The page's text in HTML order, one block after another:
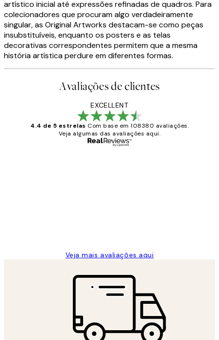
artístico inicial até expressões refinadas de quadros. Para
colecionadores que procuram algo verdadeiramente
singular, as Original Artworks destacam-se como peças
insubstituíveis, enquanto os posters e as telas
decorativas correspondentes permitem que a mesma
história artística perdure em diferentes formas.
Avaliações de clientes
EXCELLENT
4.4 de 5 estrelas Com base em 108380 avaliações.
Veja algumas das avaliações aqui.
Veja mais avaliações aqui